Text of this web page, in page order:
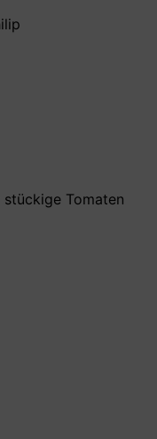
Tomaten